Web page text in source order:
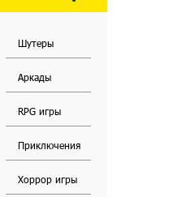
Шутеры
Аркады
RPG игры
Приключения
Хоррор игры